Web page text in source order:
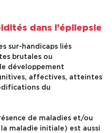
dans l’épilepsie
sur-handicaps liés
brutales ou
développement
affectives, atteintes
du
de maladies et/ou
maladie initiale) est aussi